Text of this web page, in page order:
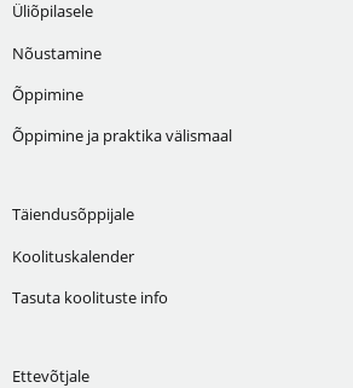
Üliõpilasele
Nõustamine
Õppimine
Õppimine ja praktika välismaal
Täiendusõppijale
Koolituskalender
Tasuta koolituste info
Ettevõtjale